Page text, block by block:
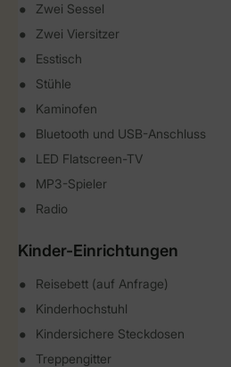
Zwei Sessel
Zwei Viersitzer
Esstisch
Stühle
Kaminofen
Bluetooth und USB-Anschluss
LED Flatscreen-TV
MP3-Spieler
Radio
Kinder-Einrichtungen
Reisebett (auf Anfrage)
Kinderhochstuhl
Kindersichere Steckdosen
Treppengitter